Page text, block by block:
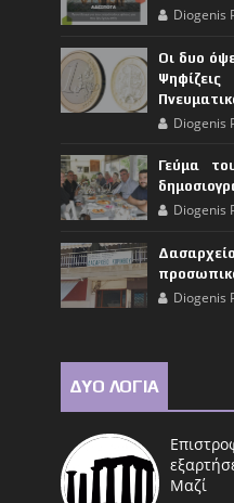
Diogenis
Οι δυο
Diogenis
Γεύμα
Diogenis
Diogenis
ΔΥΟ ΛΟΓΙΑ
Μαζί